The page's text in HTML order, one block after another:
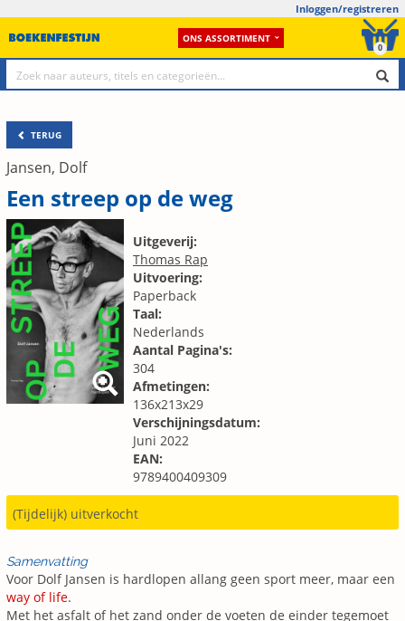
Inloggen/registreren
ONS ASSORTIMENT
0
TERUG
Jansen, Dolf
Een streep op de weg
Uitgeverij:
Thomas Rap
Uitvoering:
Paperback
Taal:
Nederlands
Aantal Pagina's:
304
Afmetingen:
136x213x29
Verschijningsdatum:
Juni 2022
EAN:
9789400409309
(Tijdelijk) uitverkocht
Samenvatting
Voor Dolf Jansen is hardlopen allang geen sport meer, maar een
way of life.
Met het asfalt of het zand onder de voeten de einder tegemoet